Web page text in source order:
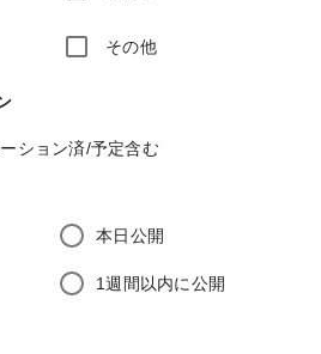
その他
ション済/予定含む
本日公開
1週間以内に公開